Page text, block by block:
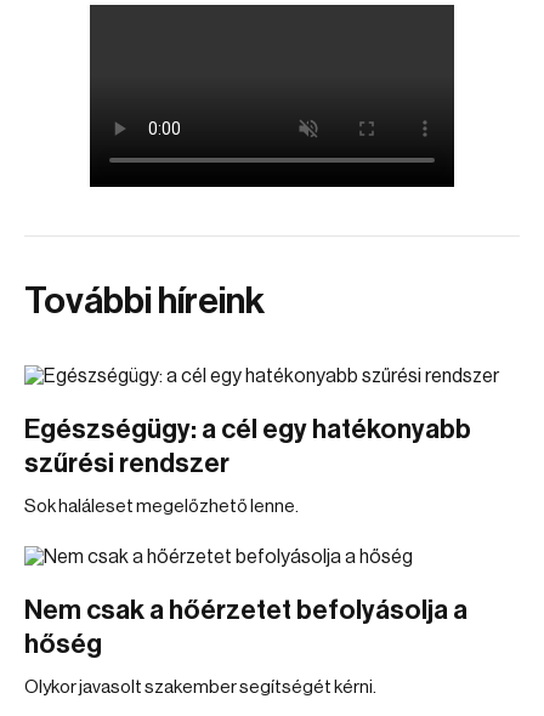
További híreink
Egészségügy: a cél egy hatékonyabb
szűrési rendszer
Sok haláleset megelőzhető lenne.
Nem csak a hőérzetet befolyásolja a
hőség
Olykor javasolt szakember segítségét kérni.